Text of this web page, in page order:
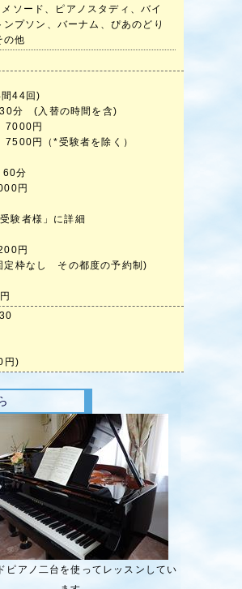
ソード、ピアノスタディ、バイ
ンプソン、バーナム、ぴあのどり
の他
間44回)
(入替の時間を含)
円
（*受験者を除く）
分
円
験者様」に詳細
円
なし その都度の予約制)
円)
ピアノ二台を使ってレッスンしてい